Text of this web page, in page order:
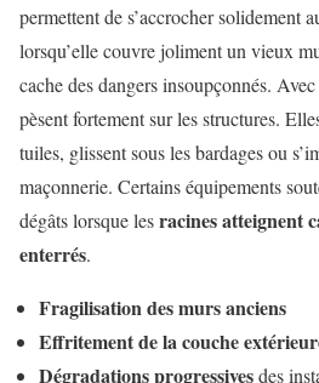
permettent de s’accrocher solidement
lorsqu’elle couvre joliment un vieux
cache des dangers insoupçonnés.
pèsent fortement sur les structures.
tuiles, glissent sous les bardages ou
maçonnerie. Certains équipements
dégâts lorsque lesracines atteignent
enterrés.
Fragilisation des murs anciens
Effritement de la couche
Dégradations progressivesdes